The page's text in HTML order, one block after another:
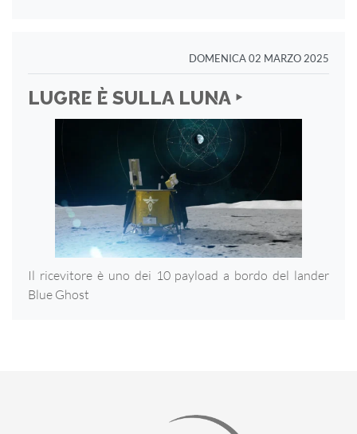
DOMENICA 02 MARZO 2025
LUGRE È SULLA LUNA ‣
Il ricevitore è uno dei 10 payload a bordo del lander
Blue Ghost